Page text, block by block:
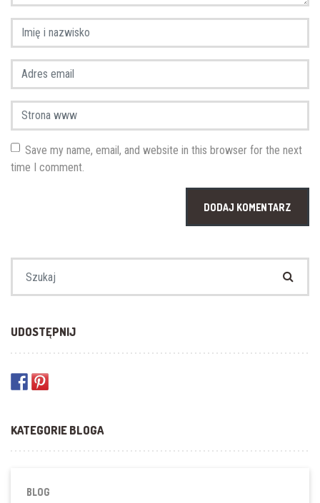
Imię i nazwisko *
Adres email
Strona www
Save my name, email, and website in this browser for the next
time I comment.
UDOSTĘPNIJ
KATEGORIE BLOGA
BLOG